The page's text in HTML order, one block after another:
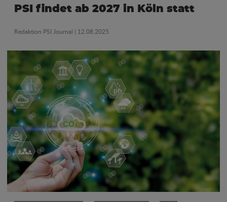
PSI findet ab 2027 in Köln statt
Redaktion PSI Journal | 12.08.2025